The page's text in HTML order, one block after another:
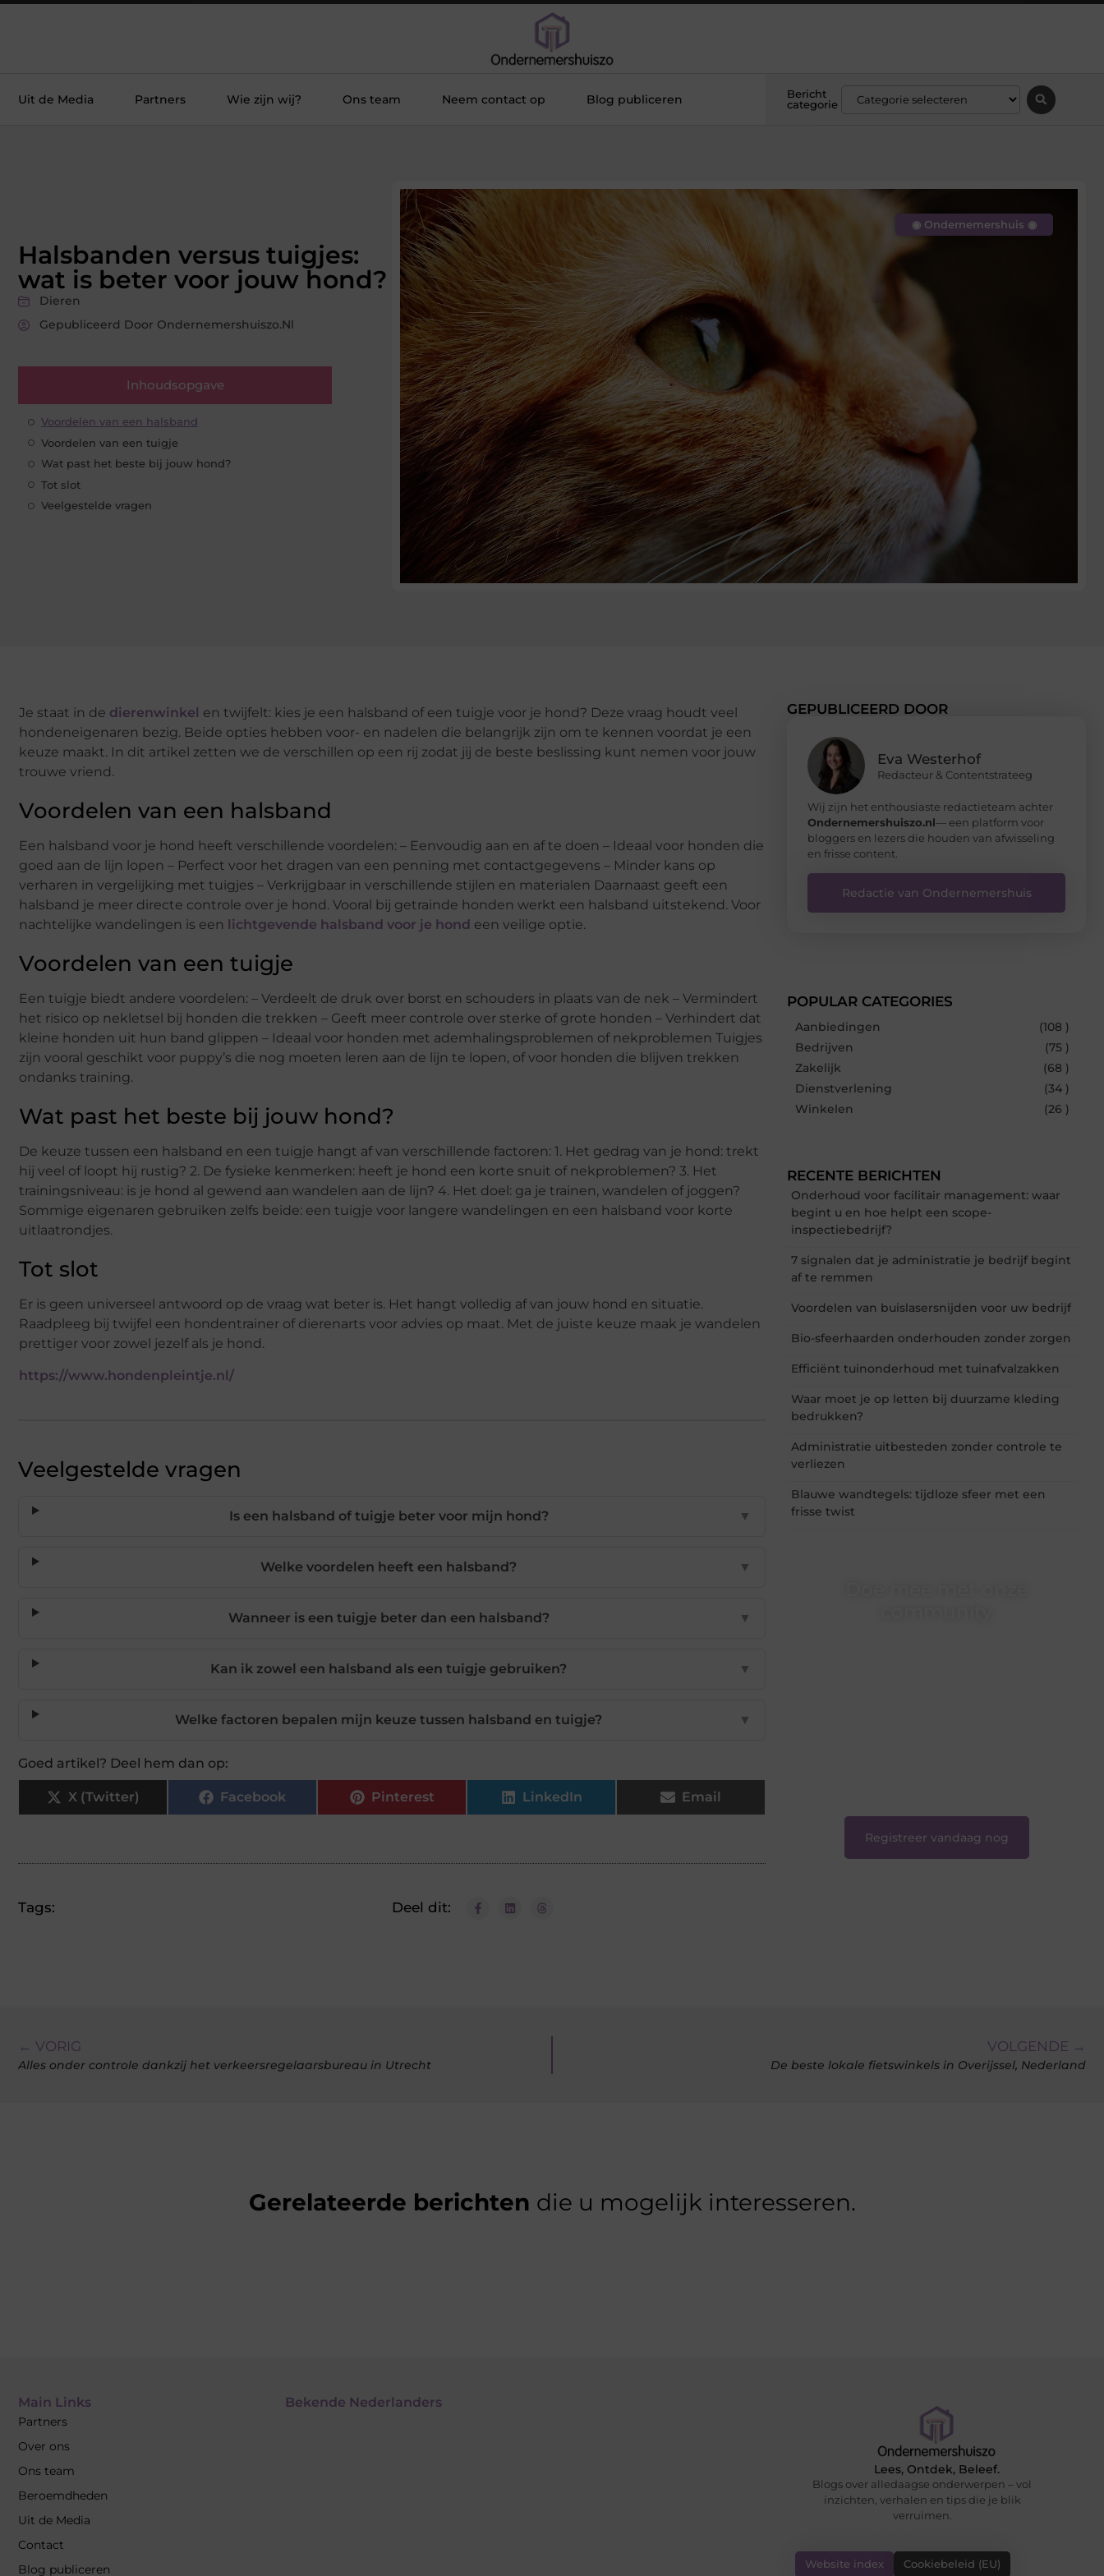
Uit de Media Partners Wie zijn wij? Ons team Neem contact op Blog publiceren
Bericht
categorie
Halsbanden versus tuigjes:
wat is beter voor jouw hond?
Dieren
Gepubliceerd Door Ondernemershuiszo.nl
Inhoudsopgave
Voordelen van een halsband
Voordelen van een tuigje
Wat past het beste bij jouw hond?
Tot slot
Veelgestelde vragen
◉ Ondernemershuis ◉
Je staat in de dierenwinkel en twijfelt: kies je een halsband of een tuigje voor je hond? Deze vraag houdt veel
hondeneigenaren bezig. Beide opties hebben voor- en nadelen die belangrijk zijn om te kennen voordat je een
keuze maakt. In dit artikel zetten we de verschillen op een rij zodat jij de beste beslissing kunt nemen voor jouw
trouwe vriend.
Voordelen van een halsband
Een halsband voor je hond heeft verschillende voordelen: – Eenvoudig aan en af te doen – Ideaal voor honden die
goed aan de lijn lopen – Perfect voor het dragen van een penning met contactgegevens – Minder kans op
verharen in vergelijking met tuigjes – Verkrijgbaar in verschillende stijlen en materialen Daarnaast geeft een
halsband je meer directe controle over je hond. Vooral bij getrainde honden werkt een halsband uitstekend. Voor
nachtelijke wandelingen is een lichtgevende halsband voor je hond een veilige optie.
Voordelen van een tuigje
Een tuigje biedt andere voordelen: – Verdeelt de druk over borst en schouders in plaats van de nek – Vermindert
het risico op nekletsel bij honden die trekken – Geeft meer controle over sterke of grote honden – Verhindert dat
kleine honden uit hun band glippen – Ideaal voor honden met ademhalingsproblemen of nekproblemen Tuigjes
zijn vooral geschikt voor puppy’s die nog moeten leren aan de lijn te lopen, of voor honden die blijven trekken
ondanks training.
Wat past het beste bij jouw hond?
De keuze tussen een halsband en een tuigje hangt af van verschillende factoren: 1. Het gedrag van je hond: trekt
hij veel of loopt hij rustig? 2. De fysieke kenmerken: heeft je hond een korte snuit of nekproblemen? 3. Het
trainingsniveau: is je hond al gewend aan wandelen aan de lijn? 4. Het doel: ga je trainen, wandelen of joggen?
Sommige eigenaren gebruiken zelfs beide: een tuigje voor langere wandelingen en een halsband voor korte
uitlaatrondjes.
Tot slot
Er is geen universeel antwoord op de vraag wat beter is. Het hangt volledig af van jouw hond en situatie.
Raadpleeg bij twijfel een hondentrainer of dierenarts voor advies op maat. Met de juiste keuze maak je wandelen
prettiger voor zowel jezelf als je hond.
https://www.hondenpleintje.nl/
Veelgestelde vragen
Is een halsband of tuigje beter voor mijn hond? ▼
Welke voordelen heeft een halsband? ▼
Wanneer is een tuigje beter dan een halsband? ▼
Kan ik zowel een halsband als een tuigje gebruiken? ▼
Welke factoren bepalen mijn keuze tussen halsband en tuigje? ▼
Goed artikel? Deel hem dan op:
X (Twitter) Facebook Pinterest LinkedIn Email
Tags: Deel dit:
GEPUBLICEERD DOOR
Eva Westerhof
Redacteur & Contentstrateeg
Wij zijn het enthousiaste redactieteam achter
Ondernemershuiszo.nl— een platform voor
bloggers en lezers die houden van afwisseling
en frisse content.
Redactie van Ondernemershuis
POPULAR CATEGORIES
Aanbiedingen
(108 )
Bedrijven
(75 )
Zakelijk
(68 )
Dienstverlening
(34 )
Winkelen
(26 )
RECENTE BERICHTEN
Onderhoud voor facilitair management: waar
begint u en hoe helpt een scope-
inspectiebedrijf?
7 signalen dat je administratie je bedrijf begint
af te remmen
Voordelen van buislasersnijden voor uw bedrijf
Bio-sfeerhaarden onderhouden zonder zorgen
Efficiënt tuinonderhoud met tuinafvalzakken
Waar moet je op letten bij duurzame kleding
bedrukken?
Administratie uitbesteden zonder controle te
verliezen
Blauwe wandtegels: tijdloze sfeer met een
frisse twist
Registreer vandaag nog
← VORIG
Alles onder controle dankzij het verkeersregelaarsbureau in Utrecht
VOLGENDE →
De beste lokale fietswinkels in Overijssel, Nederland
Gerelateerde berichten die u mogelijk interesseren.
Main Links
Partners
Over ons
Ons team
Beroemdheden
Uit de Media
Contact
Blog publiceren
Bekende Nederlanders
Lees, Ontdek, Beleef.
Blogs over alledaagse onderwerpen – vol
inzichten, verhalen en tips die je blik
verruimen.
Website index Cookiebeleid (EU)